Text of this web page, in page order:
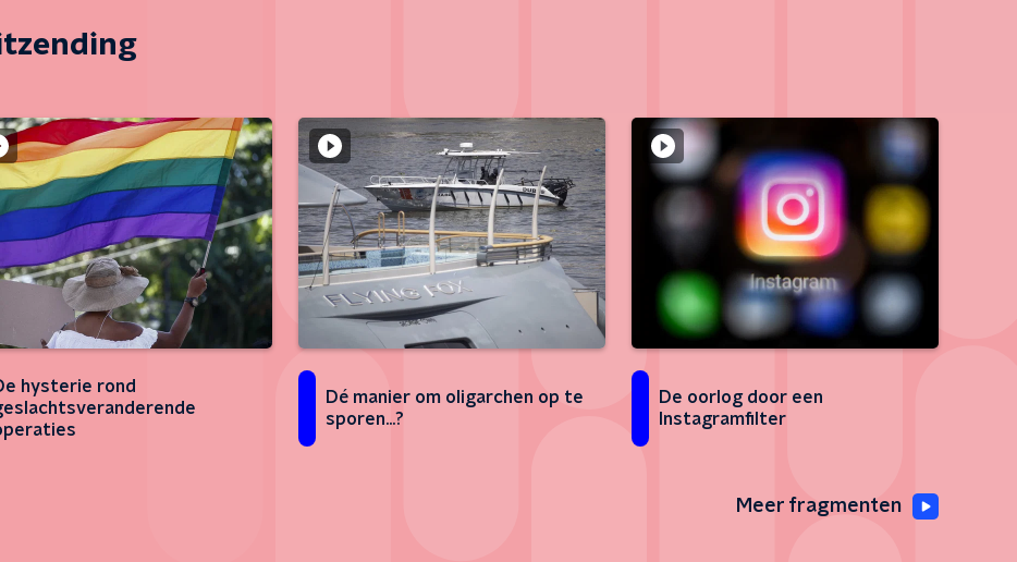
hysterie rond
Dé manier om oligarchen op te
sporen...?
De oorlog door een
Instagramfilter
Meer fragmenten